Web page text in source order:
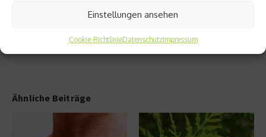
Einstellungen ansehen
Cookie-RichtlinieDatenschutzImpressum
rn ist
Ähnliche Beiträge